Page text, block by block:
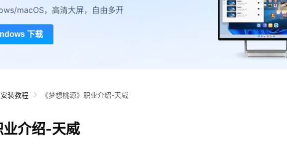
macOS，高清大屏，自由多开
下载
安装教程 《梦想桃源》职业介绍-天威
业介绍-天威